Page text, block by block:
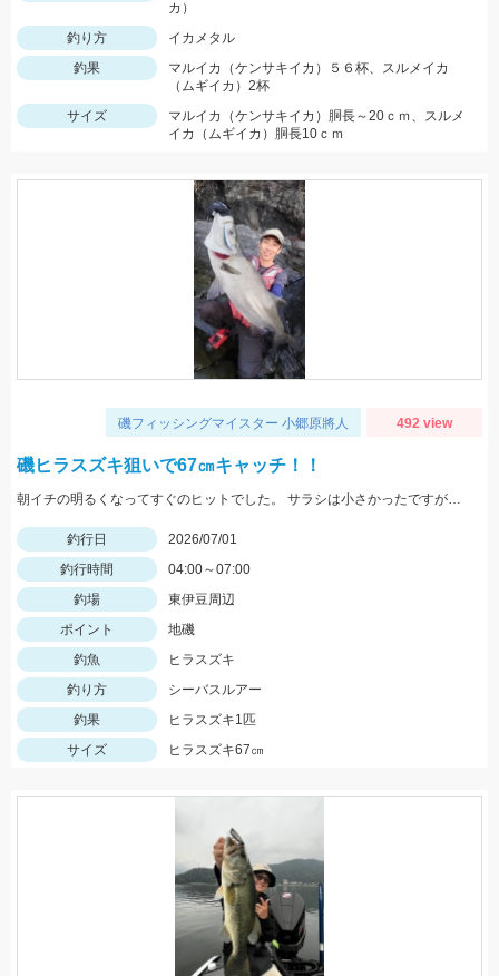
カ）
釣り方
イカメタル
釣果
マルイカ（ケンサキイカ）５６杯、スルメイカ
（ムギイカ）2杯
サイズ
マルイカ（ケンサキイカ）胴長～20ｃｍ、スルメ
イカ（ムギイカ）胴長10ｃｍ
磯フィッシングマイスター 小郷原將人 492 view
磯ヒラスズキ狙いで67㎝キャッチ！！
朝イチの明るくなってすぐのヒットでした。 サラシは小さかったですがベイトが入っておりヒラスズキは活発でした。
釣行日
2026/07/01
釣行時間
04:00～07:00
釣場
東伊豆周辺
ポイント
地磯
釣魚
ヒラスズキ
釣り方
シーバスルアー
釣果
ヒラスズキ1匹
サイズ
ヒラスズキ67㎝